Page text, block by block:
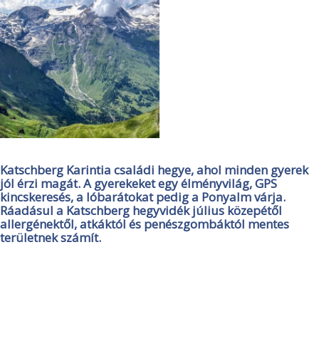
Katschberg Karintia családi hegye, ahol minden gyerek
jól érzi magát. A gyerekeket egy élményvilág, GPS
kincskeresés, a lóbarátokat pedig a Ponyalm várja.
Ráadásul a Katschberg hegyvidék július közepétől
allergénektől, atkáktól és penészgombáktól mentes
területnek számít.